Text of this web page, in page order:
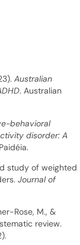
Australian
. Australian
behavioral
disorder: A
study of weighted
Journal of
Rose, M., &
review.